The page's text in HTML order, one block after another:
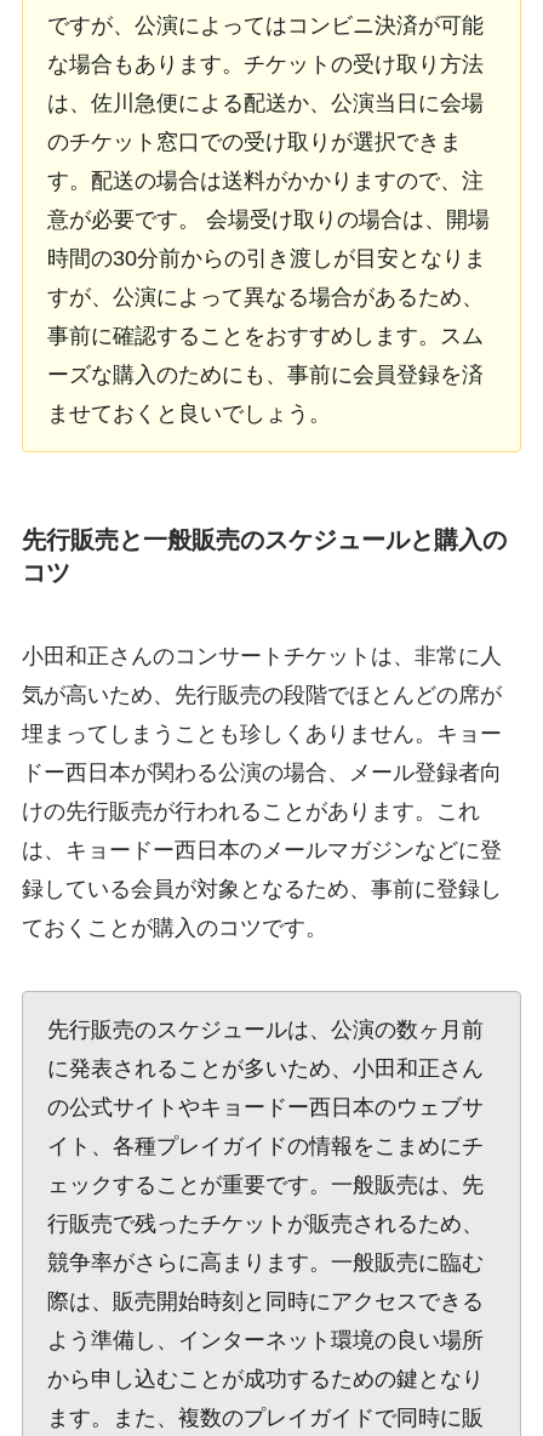
ですが、公演によってはコンビニ決済が可能
な場合もあります。チケットの受け取り方法
は、佐川急便による配送か、公演当日に会場
のチケット窓口での受け取りが選択できま
す。配送の場合は送料がかかりますので、注
意が必要です。 会場受け取りの場合は、開場
時間の30分前からの引き渡しが目安となりま
すが、公演によって異なる場合があるため、
事前に確認することをおすすめします。スム
ーズな購入のためにも、事前に会員登録を済
ませておくと良いでしょう。
先行販売と一般販売のスケジュールと購入の
コツ
小田和正さんのコンサートチケットは、非常に人
気が高いため、先行販売の段階でほとんどの席が
埋まってしまうことも珍しくありません。キョー
ドー西日本が関わる公演の場合、メール登録者向
けの先行販売が行われることがあります。これ
は、キョードー西日本のメールマガジンなどに登
録している会員が対象となるため、事前に登録し
ておくことが購入のコツです。
先行販売のスケジュールは、公演の数ヶ月前
に発表されることが多いため、小田和正さん
の公式サイトやキョードー西日本のウェブサ
イト、各種プレイガイドの情報をこまめにチ
ェックすることが重要です。一般販売は、先
行販売で残ったチケットが販売されるため、
競争率がさらに高まります。一般販売に臨む
際は、販売開始時刻と同時にアクセスできる
よう準備し、インターネット環境の良い場所
から申し込むことが成功するための鍵となり
ます。また、複数のプレイガイドで同時に販